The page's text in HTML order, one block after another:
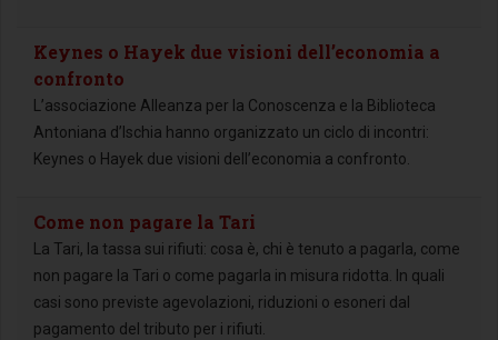
Keynes o Hayek due visioni dell’economia a
confronto
L’associazione Alleanza per la Conoscenza e la Biblioteca
Antoniana d’Ischia hanno organizzato un ciclo di incontri:
Keynes o Hayek due visioni dell’economia a confronto.
Come non pagare la Tari
La Tari, la tassa sui rifiuti: cosa è, chi è tenuto a pagarla, come
non pagare la Tari o come pagarla in misura ridotta. In quali
casi sono previste agevolazioni, riduzioni o esoneri dal
pagamento del tributo per i rifiuti.